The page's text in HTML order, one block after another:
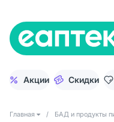
Акции Скидки
Главная / БАД и продукты